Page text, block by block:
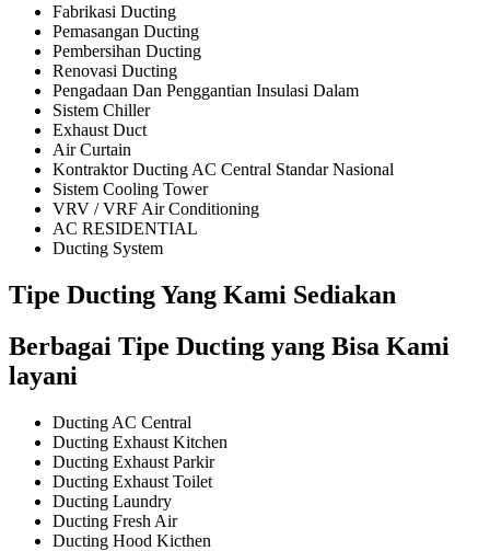
Fabrikasi Ducting
Pemasangan Ducting
Pembersihan Ducting
Renovasi Ducting
Pengadaan Dan Penggantian Insulasi Dalam
Sistem Chiller
Exhaust Duct
Air Curtain
Kontraktor Ducting AC Central Standar Nasional
Sistem Cooling Tower
VRV / VRF Air Conditioning
AC RESIDENTIAL
Ducting System
Tipe Ducting Yang Kami Sediakan
Berbagai Tipe Ducting yang Bisa Kami
layani
Ducting AC Central
Ducting Exhaust Kitchen
Ducting Exhaust Parkir
Ducting Exhaust Toilet
Ducting Laundry
Ducting Fresh Air
Ducting Hood Kicthen